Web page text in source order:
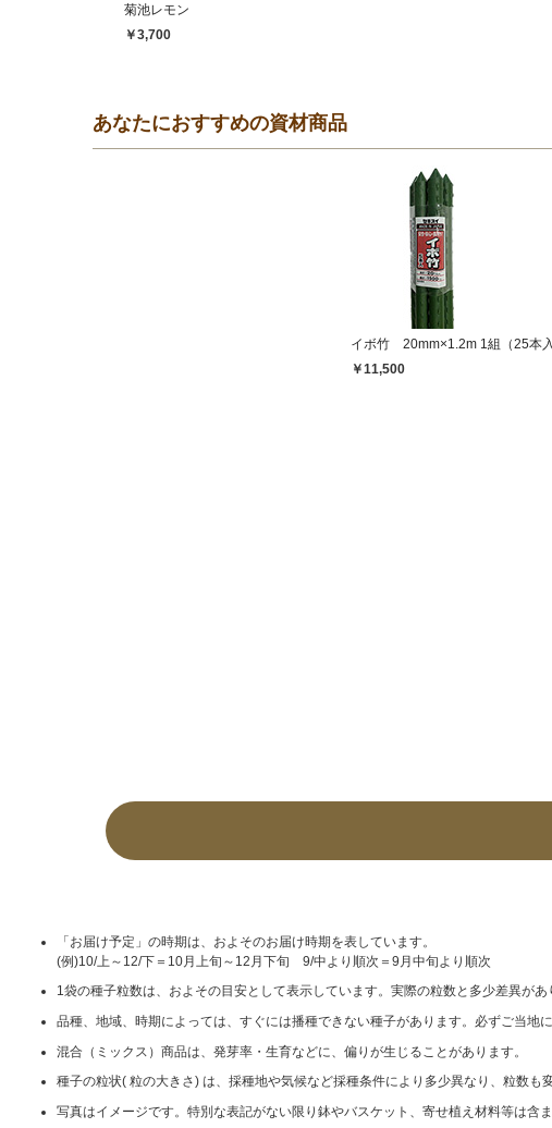
菊池レモン
￥3,700
あなたにおすすめの資材商品
イボ竹 20mm×1.2m 1組（25本入
￥11,500
「お届け予定」の時期は、およそのお届け時期を表しています。
(例)10/上～12/下＝10月上旬～12月下旬 9/中より順次＝9月中旬より順次
1袋の種子粒数は、およその目安として表示しています。実際の粒数と多少差異があ
品種、地域、時期によっては、すぐには播種できない種子があります。必ずご当地
混合（ミックス）商品は、発芽率・生育などに、偏りが生じることがあります。
種子の粒状( 粒の大きさ) は、採種地や気候など採種条件により多少異なり、粒数も
写真はイメージです。特別な表記がない限り鉢やバスケット、寄せ植え材料等は含ま